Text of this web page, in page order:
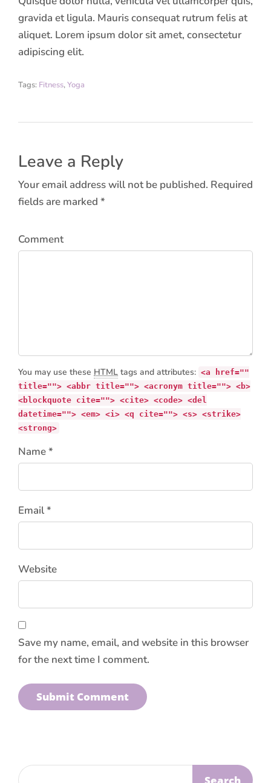
gravida et ligula. Mauris consequat rutrum felis at
aliquet. Lorem ipsum dolor sit amet, consectetur
adipiscing elit.
Tags: Fitness,Yoga
Leave a Reply
Your email address will not be published. Required
fields are marked *
Comment
You may use these HTML tags and attributes: <a href=""
title=""> <abbr title=""> <acronym title=""> <b>
<blockquote cite=""> <cite> <code> <del
datetime=""> <em> <i> <q cite=""> <s> <strike>
<strong>
Name *
Email *
Website
Save my name, email, and website in this browser
for the next time I comment.